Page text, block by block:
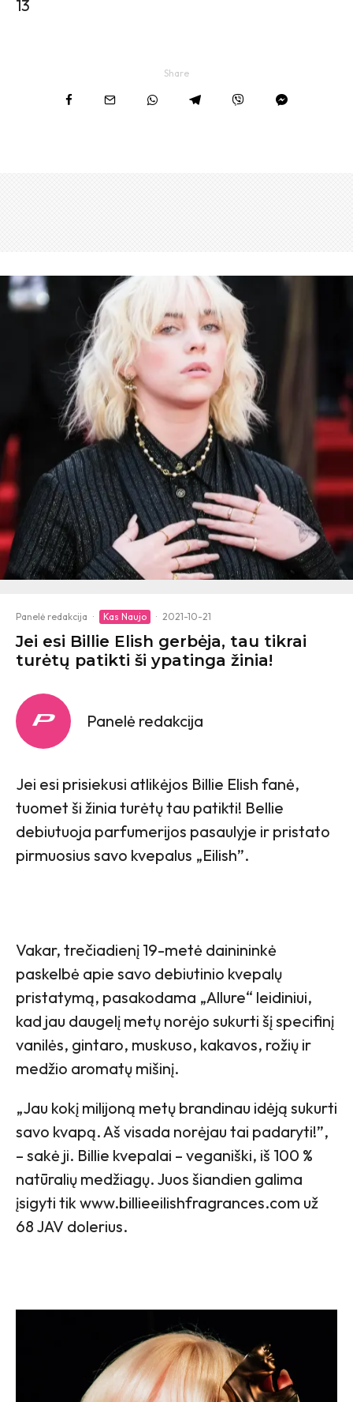
13
Share
Panelė redakcija · Kas Naujo · 2021-10-21
Jei esi Billie Elish gerbėja, tau tikrai
turėtų patikti ši ypatinga žinia!
Panelė redakcija
Jei esi prisiekusi atlikėjos Billie Elish fanė,
tuomet ši žinia turėtų tau patikti! Bellie
debiutuoja parfumerijos pasaulyje ir pristato
pirmuosius savo kvepalus „Eilish”.
Vakar, trečiadienį 19-metė dainininkė
paskelbė apie savo debiutinio kvepalų
pristatymą, pasakodama „Allure“ leidiniui,
kad jau daugelį metų norėjo sukurti šį specifinį
vanilės, gintaro, muskuso, kakavos, rožių ir
medžio aromatų mišinį.
„Jau kokį milijoną metų brandinau idėją sukurti
savo kvapą. Aš visada norėjau tai padaryti!”,
– sakė ji. Billie kvepalai – veganiški, iš 100 %
natūralių medžiagų. Juos šiandien galima
įsigyti tik www.billieeilishfragrances.com už
68 JAV dolerius.